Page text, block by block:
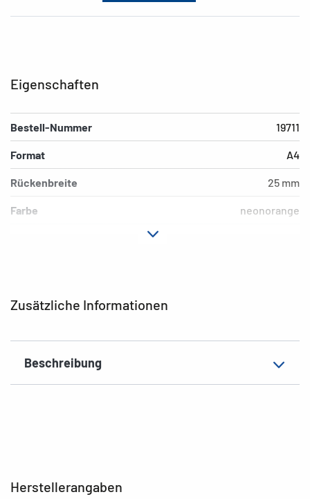
Zusätzliche Informationen
Beschreibung
Eigenschaften
Bestell-Nummer 19711
Format A4
Rückenbreite 25 mm
Farbe neonorange
Herstellerangaben